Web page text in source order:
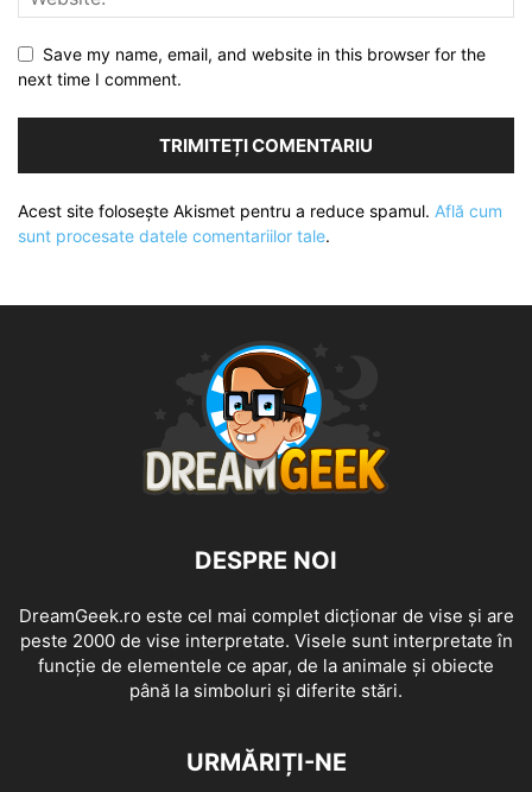
Save my name, email, and website in this browser for the
next time I comment.
Acest site folosește Akismet pentru a reduce spamul. Află cum
sunt procesate datele comentariilor tale.
DESPRE NOI
DreamGeek.ro este cel mai complet dicționar de vise și are
peste 2000 de vise interpretate. Visele sunt interpretate în
funcție de elementele ce apar, de la animale și obiecte
până la simboluri și diferite stări.
URMĂRIȚI-NE